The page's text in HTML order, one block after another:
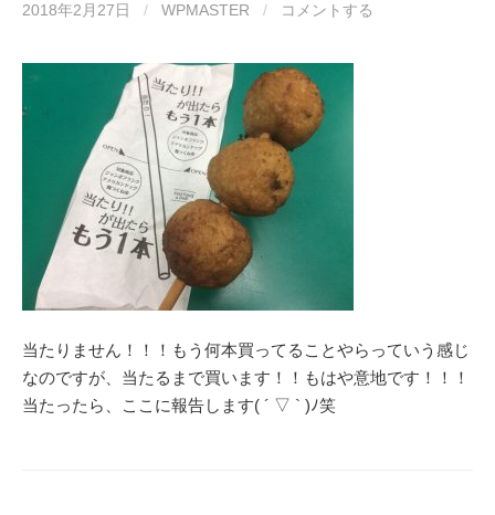
2018年2月27日 / WPMASTER / コメントする
当たりません！！！もう何本買ってることやらっていう感じ
なのですが、当たるまで買います！！もはや意地です！！！
当たったら、ここに報告します( ´ ▽ ` )ﾉ笑